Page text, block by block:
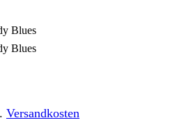
Blues
Blues
Versandkosten